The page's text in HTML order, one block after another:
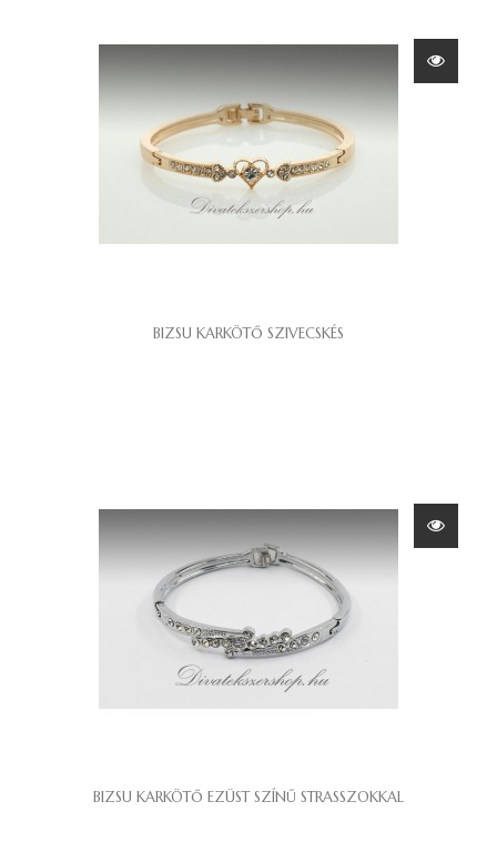
BIZSU KARKÖTŐ SZIVECSKÉS
BIZSU KARKÖTŐ EZÜST SZÍNŰ STRASSZOKKAL